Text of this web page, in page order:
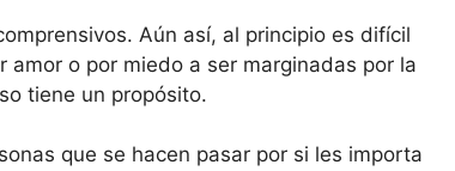
Aún así, al principio es difícil
o por miedo a ser marginadas por la
tiene un propósito.
que se hacen pasar por si les importa